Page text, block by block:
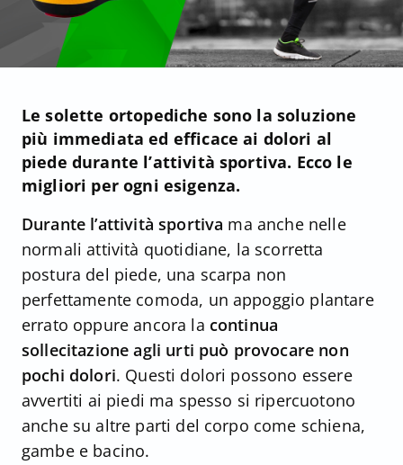
Le solette ortopediche sono la soluzione
più immediata ed efficace ai dolori al
piede durante l’attività sportiva. Ecco le
migliori per ogni esigenza.
Durante l’attività sportiva ma anche nelle
normali attività quotidiane, la scorretta
postura del piede, una scarpa non
perfettamente comoda, un appoggio plantare
errato oppure ancora la continua
sollecitazione agli urti può provocare non
pochi dolori. Questi dolori possono essere
avvertiti ai piedi ma spesso si ripercuotono
anche su altre parti del corpo come schiena,
gambe e bacino.